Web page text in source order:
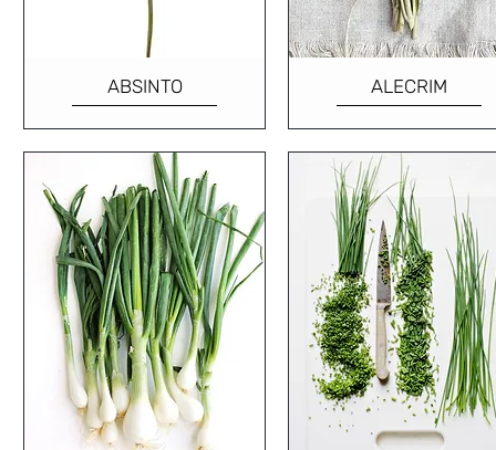
ABSINTO ALECRIM